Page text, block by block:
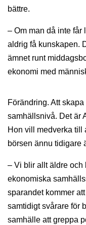
bättre.
– Om man då inte får
aldrig få kunskapen.
ämnet runt
ekonomi med
Förändring. Att
samhällsnivå. Det är
Hon vill medverka till
börsen ännu tidigare
– Vi blir allt äldre och
ekonomiska
sparandet kommer
samtidigt svårare för
samhälle att greppa